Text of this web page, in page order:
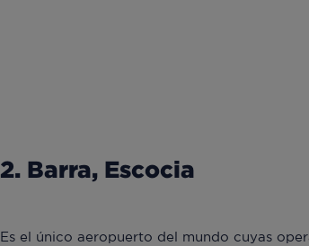
2. Barra, Escocia
Es el único aeropuerto del mundo cuyas